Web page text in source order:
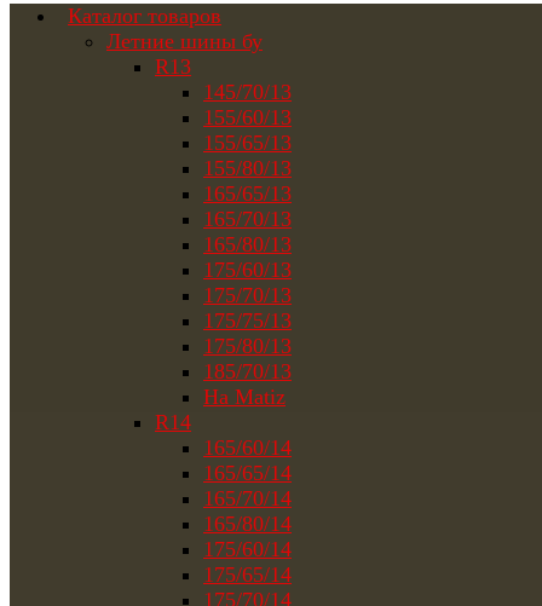
Каталог товаров
Летние шины бу
R13
145/70/13
155/60/13
155/65/13
155/80/13
165/65/13
165/70/13
165/80/13
175/60/13
175/70/13
175/75/13
175/80/13
185/70/13
На Matiz
R14
165/60/14
165/65/14
165/70/14
165/80/14
175/60/14
175/65/14
175/70/14